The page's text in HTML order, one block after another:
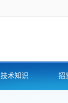
技术知识 招